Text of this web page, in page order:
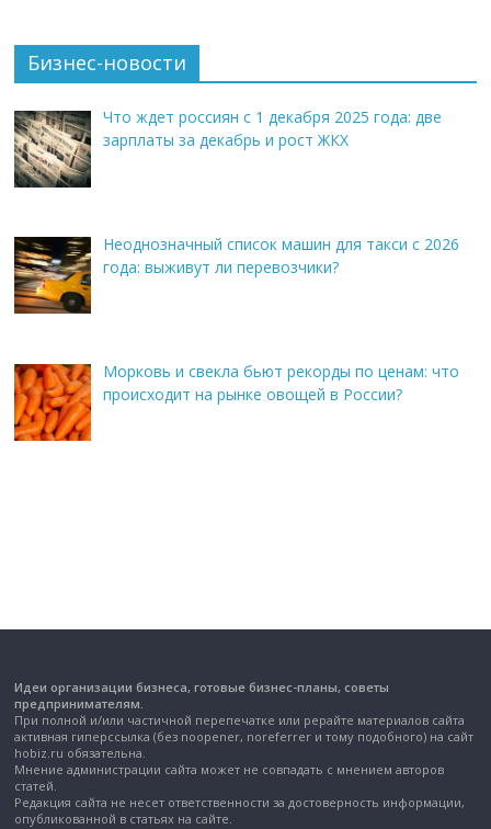
Бизнес-новости
Что ждет россиян с 1 декабря 2025 года: две
зарплаты за декабрь и рост ЖКХ
Неоднозначный список машин для такси с 2026
года: выживут ли перевозчики?
Морковь и свекла бьют рекорды по ценам: что
происходит на рынке овощей в России?
Идеи организации бизнеса, готовые бизнес-планы, советы
предпринимателям.
При полной и/или частичной перепечатке или рерайте материалов сайта
активная гиперссылка (без noopener, noreferrer и тому подобного) на сайт
hobiz.ru обязательна.
Мнение администрации сайта может не совпадать с мнением авторов
статей.
Редакция сайта не несет ответственности за достоверность информации,
опубликованной в статьях на сайте.